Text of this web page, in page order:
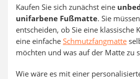
Kaufen Sie sich zunächst eine
unifarbene Fußmatte. Sie
entscheiden, ob Sie eine klassische
eine einfache Schmutzfangmatte
möchten und was auf der Matte zu
Wie wäre es mit einer